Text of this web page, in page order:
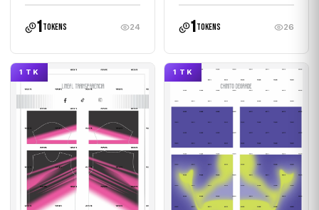
1tokens 24 1tokens 26
1 TK 1 TK